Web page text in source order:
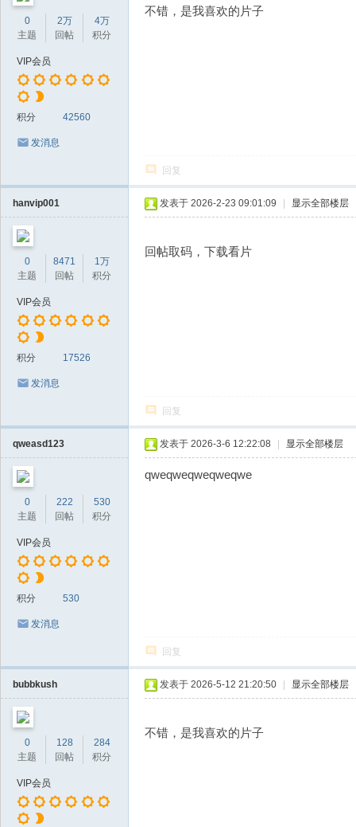
0
主题
2万
回帖
4万
积分
VIP会员
积分 42560
发消息
不错，是我喜欢的片子
回复
hanvip001
0
主题
8471
回帖
1万
积分
VIP会员
积分 17526
发消息
发表于 2026-2-23 09:01:09 显示全部楼层
回帖取码，下载看片
回复
qweasd123
0
主题
222
回帖
530
积分
VIP会员
积分 530
发消息
发表于 2026-3-6 12:22:08 显示全部楼层
qweqweqweqweqwe
回复
bubbkush
0
主题
128
回帖
284
积分
VIP会员
发表于 2026-5-12 21:20:50 显示全部楼层
不错，是我喜欢的片子